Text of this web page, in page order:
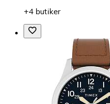
+4 butiker